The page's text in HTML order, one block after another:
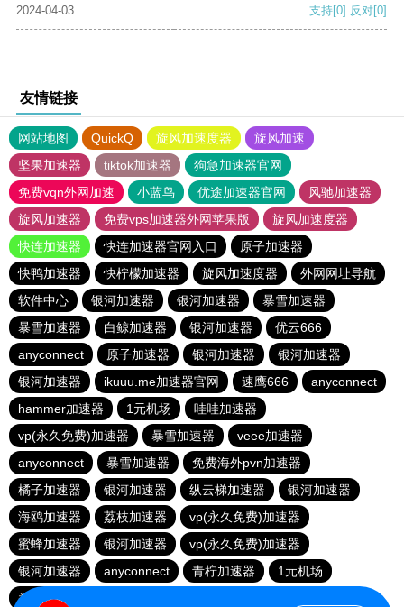
2024-04-03
支持[0] 反对[0]
友情链接
网站地图 QuickQ 旋风加速度器
旋风加速
坚果加速器
tiktok加速器
狗急加速器官网
免费vqn外网加速
小蓝鸟 优途加速器官网
风驰加速器
旋风加速器
免费vps加速器外网苹果版
旋风加速度器
快连加速器
快连加速器官网入口
原子加速器
快鸭加速器
快柠檬加速器 旋风加速度器
外网网址导航
软件中心
银河加速器 银河加速器
暴雪加速器
暴雪加速器
白鲸加速器 银河加速器
优云666
anyconnect
原子加速器 银河加速器
银河加速器
银河加速器
ikuuu.me加速器官网 速鹰666
anyconnect
hammer加速器
1元机场
哇哇加速器
vp(永久免费)加速器
暴雪加速器
veee加速器
anyconnect
暴雪加速器
免费海外pvn加速器
橘子加速器
银河加速器 纵云梯加速器
银河加速器
海鸥加速器
荔枝加速器
vp(永久免费)加速器
蜜蜂加速器
银河加速器
vp(永久免费)加速器
银河加速器
anyconnect 青柠加速器
1元机场
番石榴加速器